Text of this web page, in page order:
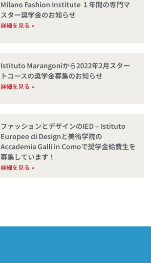
Milano Fashion Institute １年間の専門マ
スター奨学金のお知らせ
詳細を見る »
Istituto Marangoniから2022年2月スター
トコースの奨学金募集のお知らせ
詳細を見る »
ファッションとデザインのIED – Istituto
Europeo di Designと美術学院の
Accademia Galli in Comoで奨学金給費生を
募集しています！
詳細を見る »